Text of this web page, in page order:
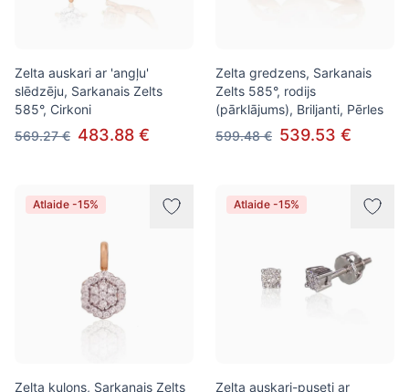
Zelta auskari ar 'angļu'
slēdzēju, Sarkanais Zelts
585°, Cirkoni
569.27 € 483.88 €
Zelta gredzens, Sarkanais
Zelts 585°, rodijs
(pārklājums), Briljanti, Pērles
599.48 € 539.53 €
Atlaide -15%
Zelta kulons, Sarkanais Zelts
Atlaide -15%
Zelta auskari-puseti ar